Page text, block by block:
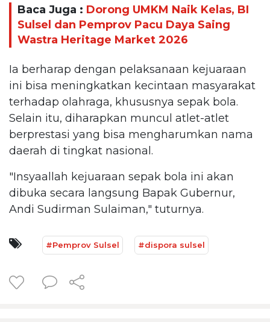
Baca Juga : Dorong UMKM Naik Kelas, BI
Sulsel dan Pemprov Pacu Daya Saing
Wastra Heritage Market 2026
Ia berharap dengan pelaksanaan kejuaraan
ini bisa meningkatkan kecintaan masyarakat
terhadap olahraga, khususnya sepak bola.
Selain itu, diharapkan muncul atlet-atlet
berprestasi yang bisa mengharumkan nama
daerah di tingkat nasional.
"Insyaallah kejuaraan sepak bola ini akan
dibuka secara langsung Bapak Gubernur,
Andi Sudirman Sulaiman," tuturnya.
#Pemprov Sulsel #dispora sulsel